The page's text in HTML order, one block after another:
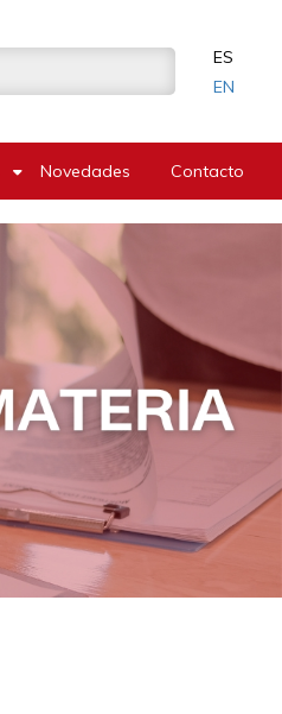
ES
EN
Novedades Contacto